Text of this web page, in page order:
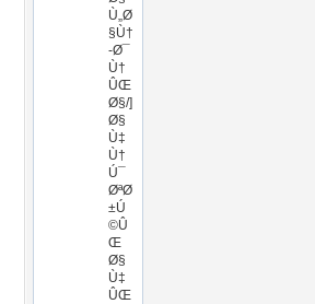
Ù„Ø
§Ù†
-Ø¯
Ù†
ÛŒ
Ø§/]
Ø§
Ù‡
Ù†
Ú¯
ØªØ
±Ú
©Û
Œ
Ø§
Ù‡
ÛŒ